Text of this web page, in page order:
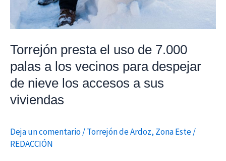
Torrejón presta el uso de 7.000
palas a los vecinos para despejar
de nieve los accesos a sus
viviendas
Deja un comentario/Torrejón de Ardoz, Zona Este/
REDACCIÓN
vecinos
despejar
de
nieve
los
sus